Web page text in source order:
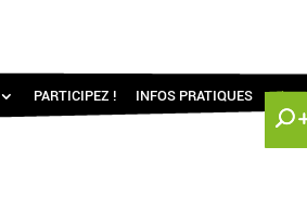
PARTICIPEZ ! INFOS PRATIQUES